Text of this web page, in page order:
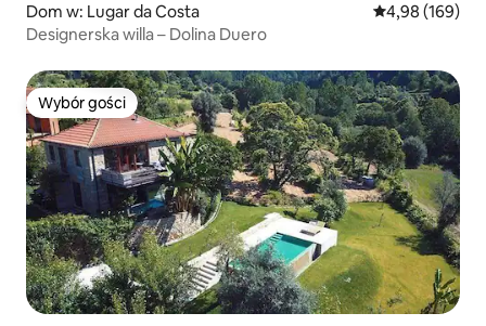
Dom w: Lugar da Costa Średnia
4,98 (169)
Designerska willa – Dolina Duero
Wybór gości
Wybór gości